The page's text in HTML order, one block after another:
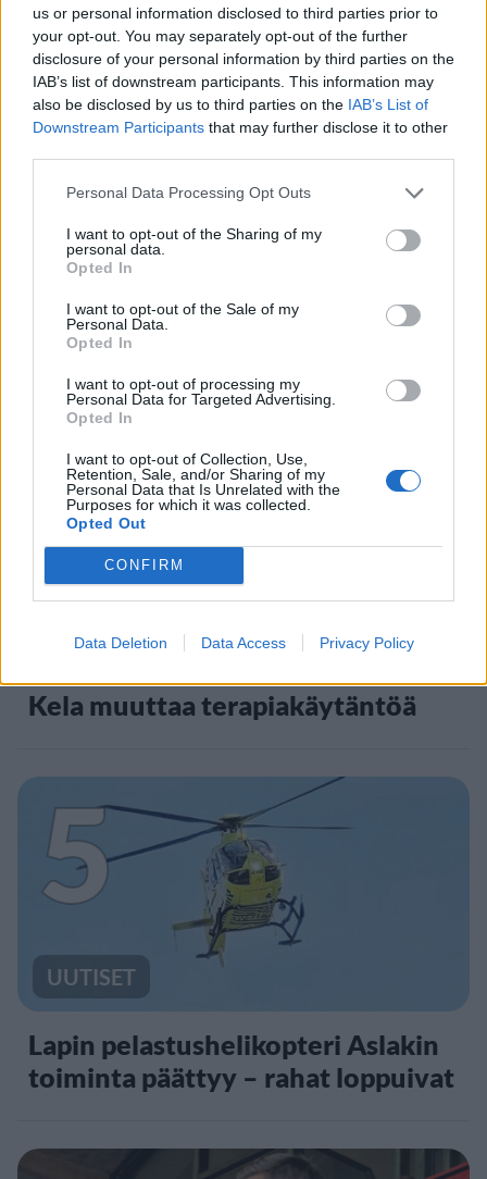
us or personal information disclosed to third parties prior to
your opt-out. You may separately opt-out of the further
disclosure of your personal information by third parties on the
IAB’s list of downstream participants. This information may
also be disclosed by us to third parties on the IAB’s List of
Downstream Participants that may further disclose it to other
Personal Data Processing Opt Outs
I want to opt-out of the Sharing of my
personal data.
Opted In
I want to opt-out of the Sale of my
Personal Data.
Opted In
I want to opt-out of processing my
Personal Data for Targeted Advertising.
Opted In
I want to opt-out of Collection, Use,
Retention, Sale, and/or Sharing of my
Personal Data that Is Unrelated with the
Purposes for which it was collected.
Opted Out
CONFIRM
Data Deletion Data Access Privacy Policy
3
MATKAILU
Finnairin lennoista osan lentää
jatkossa toinen lentoyhtiö –
4
UUTISET
Kela muuttaa terapiakäytäntöä
5
UUTISET
Lapin pelastushelikopteri Aslakin
toiminta päättyy – rahat loppuivat